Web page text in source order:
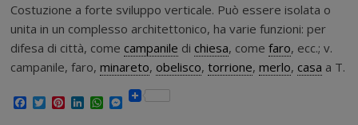
Costuzione a forte sviluppo verticale. Può essere isolata o
unita in un complesso architettonico, ha varie funzioni: per
difesa di città, come campanile di chiesa, comefaro, ecc.; v.
campanile, faro,minareto, obelisco,torrione,merlo, casa a T.
F
a
T
w
P L W
h
M